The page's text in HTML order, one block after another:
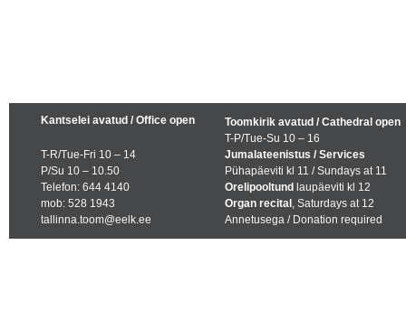
Kantselei avatud / Office open
T-R/Tue-Fri 10 – 14
P/Su 10 – 10.50
Telefon: 644 4140
mob: 528 1943
tallinna.toom@eelk.ee
Toomkirik avatud / Cathedral open
T-P/Tue-Su 10 – 16
Jumalateenistus / Services
Pühapäeviti kl 11 / Sundays at 11
Orelipooltund laupäeviti kl 12
Organ recital , Saturdays at 12
Annetusega / Donation required